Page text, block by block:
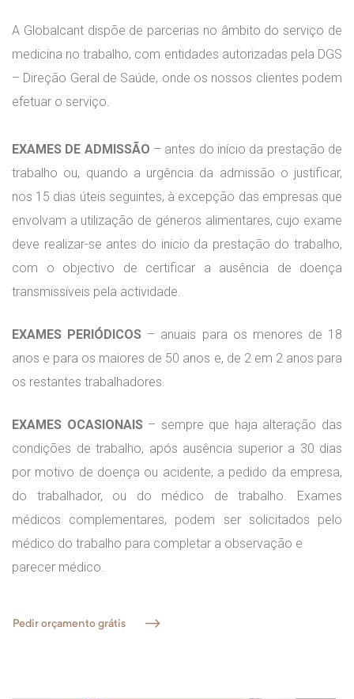
A Globalcant dispõe de parcerias no âmbito do serviço de
medicina no trabalho, com entidades autorizadas pela DGS
– Direção Geral de Saúde, onde os nossos clientes podem
efetuar o serviço.
EXAMES DE ADMISSÃO – antes do início da prestação de
trabalho ou, quando a urgência da admissão o justificar,
nos 15 dias úteis seguintes, à excepção das empresas que
envolvam a utilização de géneros alimentares, cujo exame
deve realizar-se antes do inicio da prestação do trabalho,
com o objectivo de certificar a ausência de doença
transmissíveis pela actividade.
EXAMES PERIÓDICOS – anuais para os menores de 18
anos e para os maiores de 50 anos e, de 2 em 2 anos para
os restantes trabalhadores.
EXAMES OCASIONAIS– sempre que haja alteração das
condições de trabalho, após ausência superior a 30 dias
por motivo de doença ou acidente, a pedido da empresa,
do trabalhador, ou do médico de trabalho. Exames
médicos complementares, podem ser solicitados pelo
médico do trabalho para completar a observação e
parecer médico.
Pedir orçamento grátis